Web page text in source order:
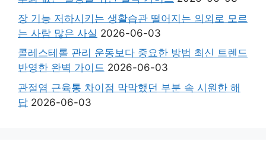
장 기능 저하시키는 생활습관 떨어지는 의외로 모르
는 사람 많은 사실 2026-06-03
콜레스테롤 관리 운동보다 중요한 방법 최신 트렌드
반영한 완벽 가이드 2026-06-03
관절염 근육통 차이점 막막했던 부분 속 시원한 해
답 2026-06-03